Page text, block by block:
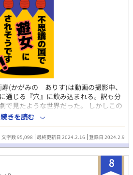
(かがみの ありす)は動画の撮影中、
通じる『穴』に飲み込まれる。訳も分
で見たような世界だった。 しかしこの
にはネオンが煌めき、化け物が闊歩す
た先はこの町最大の大見世『蝙蝠
故か遊女と勘違いされ──？ ※この話は
編＋書き下ろしの番外編を纏めたもの)
続きを読む
文字数 95,098 最終更新日 2024.2.16 登録日 2024.2.9
8